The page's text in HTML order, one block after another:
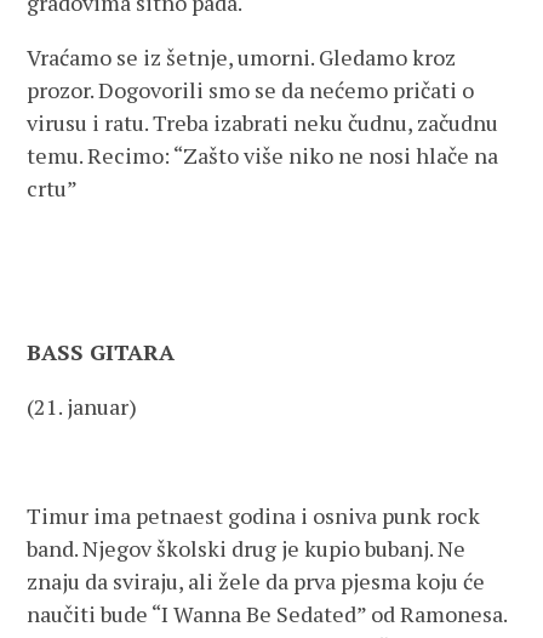
Vraćamo se iz šetnje, umorni. Gledamo kroz
prozor. Dogovorili smo se da nećemo pričati o
virusu i ratu. Treba izabrati neku čudnu, začudnu
temu. Recimo: “Zašto više niko ne nosi hlače na
crtu”
BASS GITARA
(21. januar)
Timur ima petnaest godina i osniva punk rock
band. Njegov školski drug je kupio bubanj. Ne
znaju da sviraju, ali žele da prva pjesma koju će
naučiti bude “I Wanna Be Sedated” od Ramonesa.